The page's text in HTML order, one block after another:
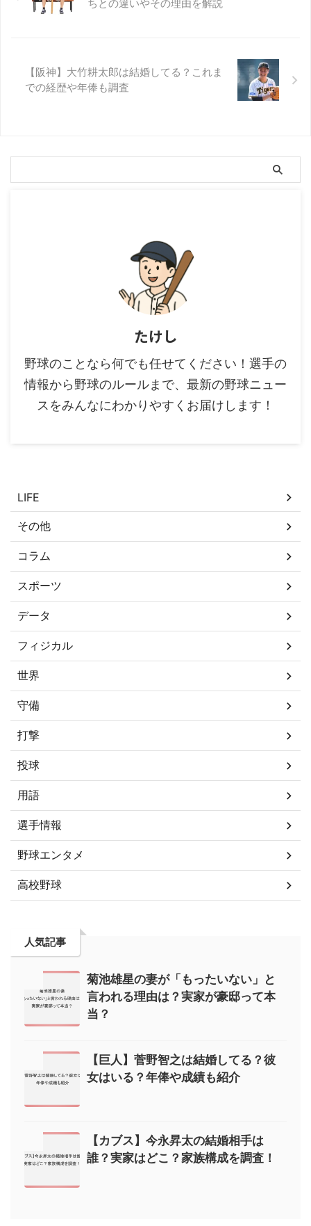
ちとの違いやその理由を解説
【阪神】大竹耕太郎は結婚してる？これま
での経歴や年俸も調査
たけし
野球のことなら何でも任せてください！選手の
情報から野球のルールまで、最新の野球ニュー
スをみんなにわかりやすくお届けします！
LIFE
その他
コラム
スポーツ
データ
フィジカル
世界
守備
打撃
投球
用語
選手情報
野球エンタメ
高校野球
人気記事
菊池雄星の妻が「もったいない」と
言われる理由は？実家が豪邸って本
当？
【巨人】菅野智之は結婚してる？彼
女はいる？年俸や成績も紹介
【カブス】今永昇太の結婚相手は
誰？実家はどこ？家族構成を調査！